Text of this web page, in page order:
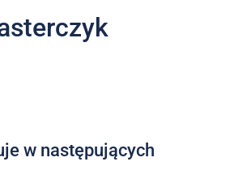
w następujących